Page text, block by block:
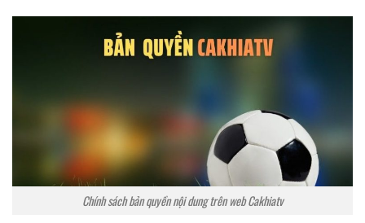
Chính sách bản quyền nội dung trên web Cakhiatv